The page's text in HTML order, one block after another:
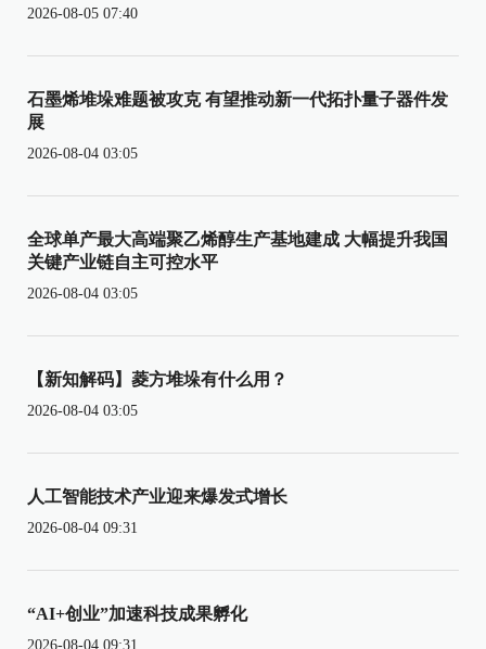
2026-08-05 07:40
石墨烯堆垛难题被攻克 有望推动新一代拓扑量子器件发
展
2026-08-04 03:05
全球单产最大高端聚乙烯醇生产基地建成 大幅提升我国
关键产业链自主可控水平
2026-08-04 03:05
【新知解码】菱方堆垛有什么用？
2026-08-04 03:05
人工智能技术产业迎来爆发式增长
2026-08-04 09:31
“AI+创业”加速科技成果孵化
2026-08-04 09:31